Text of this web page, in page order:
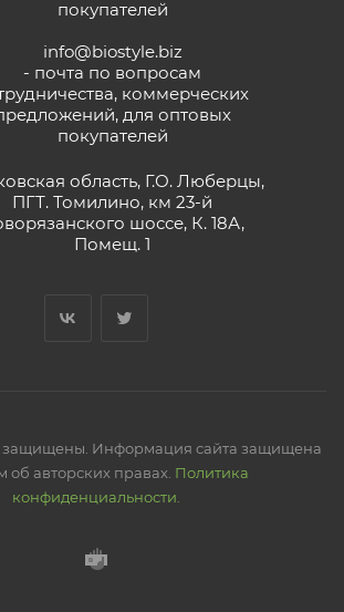
покупателей
info@biostyle.biz
- почта по вопросам
коммерческих
для оптовых
покупателей
область, Г.О. Люберцы,
ПГТ. Томилино, км 23-й
шоссе, К. 18А,
Помещ. 1
защищены. Информация сайта защищена
об авторских правах. Политика
конфиденциальности.